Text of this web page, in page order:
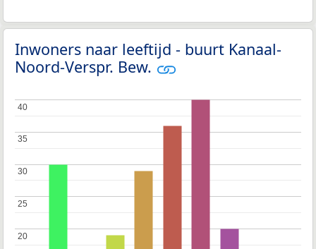
Inwoners naar leeftijd - buurt Kanaal-
Noord-Verspr. Bew.
20
20
25
25
30
30
35
35
40
40